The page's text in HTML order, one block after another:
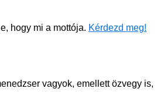
hogy mi a mottója. Kérdezd meg!
vagyok, emellett özvegy is,